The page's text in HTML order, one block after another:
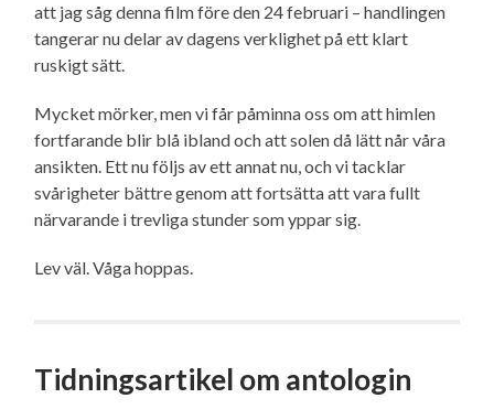
att jag såg denna film före den 24 februari – handlingen
tangerar nu delar av dagens verklighet på ett klart
ruskigt sätt.
Mycket mörker, men vi får påminna oss om att himlen
fortfarande blir blå ibland och att solen då lätt når våra
ansikten. Ett nu följs av ett annat nu, och vi tacklar
svårigheter bättre genom att fortsätta att vara fullt
närvarande i trevliga stunder som yppar sig.
Lev väl. Våga hoppas.
Tidningsartikel om antologin